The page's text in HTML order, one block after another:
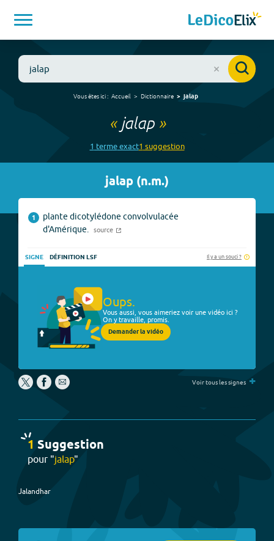
Vous êtes ici : Accueil Dictionnaire jalap
« jalap»
1 termeexact1 suggestion
jalap (n.m.)
1
plante dicotylédone convolvulacée
d'Amérique.
source
SIGNE DÉFINITION LSF Il y a un souci ?
Oups.
Vous aussi, vous aimeriez voir une vidéo ici ?
On y travaille, promis.
Demander la vidéo
Voir tous les signes +
1 Suggestion
pour "jalap"
Jalandhar